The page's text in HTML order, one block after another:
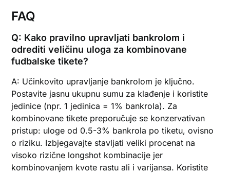
FAQ
Q: Kako pravilno upravljati bankrolom i
odrediti veličinu uloga za kombinovane
fudbalske tikete?
A: Učinkovito upravljanje bankrolom je ključno.
Postavite jasnu ukupnu sumu za klađenje i koristite
jedinice (npr. 1 jedinica = 1% bankrola). Za
kombinovane tikete preporučuje se konzervativan
pristup: uloge od 0.5-3% bankrola po tiketu, ovisno
o riziku. Izbjegavajte stavljati veliki procenat na
visoko rizične longshot kombinacije jer
kombinovanjem kvote rastu ali i varijansa. Koristite